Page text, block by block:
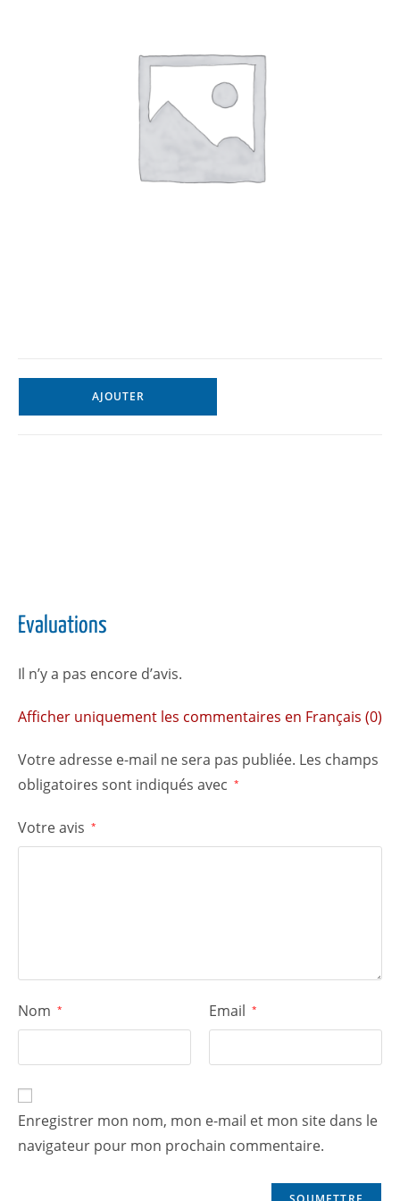
AJOUTER
Evaluations
Il n’y a pas encore d’avis.
Afficher uniquement les commentaires en Français (0)
Votre adresse e-mail ne sera pas publiée. Les champs
obligatoires sont indiqués avec *
Votre avis *
Nom * Email *
Enregistrer mon nom, mon e-mail et mon site dans le
navigateur pour mon prochain commentaire.